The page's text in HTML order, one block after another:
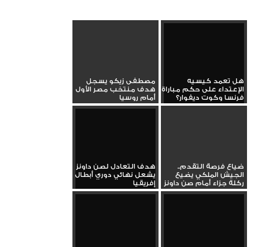
هل تعمد كيسيه
الإعتداء على حكم مباراة
فرنسا وكوت ديفوار؟
مصطفى زيكو يسجل
هدف منتخب مصر الأول
أمام روسيا
ضياع فرصة التقدم..
الجيش الملكي يضيع
ركلة جزاء أمام صن داونز
هدف التعادل لصن داونز
يشعل نهائي دوري أبطال
إفريقيا